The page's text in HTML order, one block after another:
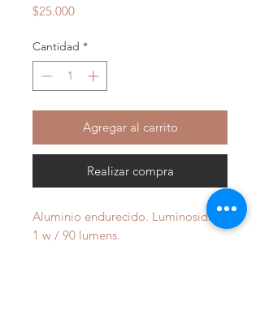
$25.000Precio
Cantidad *
Agregar al carrito
Realizar compra
Aluminio endurecido. Luminosidad:
1 w / 90 lumens.